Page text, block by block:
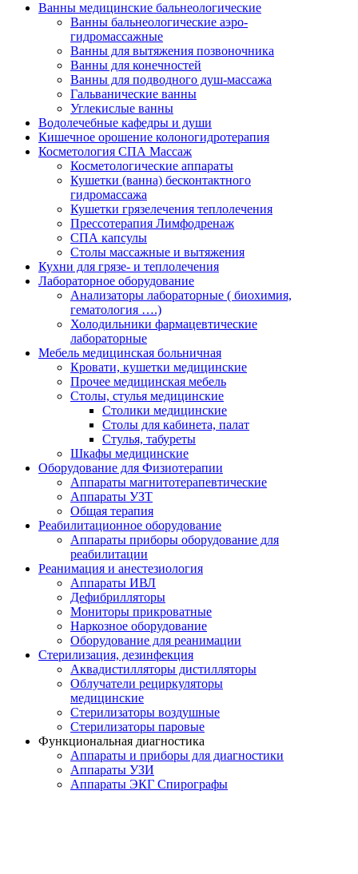
Ванны медицинские бальнеологические
Ванны бальнеологические аэро-
гидромассажные
Ванны для вытяжения позвоночника
Ванны для конечностей
Ванны для подводного душ-массажа
Гальванические ванны
Углекислые ванны
Водолечебные кафедры и души
Кишечное орошение колоногидротерапия
Косметология СПА Массаж
Косметологические аппараты
Кушетки (ванна) бесконтактного
гидромассажа
Кушетки грязелечения теплолечения
Прессотерапия Лимфодренаж
СПА капсулы
Столы массажные и вытяжения
Кухни для грязе- и теплолечения
Лабораторное оборудование
Анализаторы лабораторные ( биохимия,
гематология ….)
Холодильники фармацевтические
лабораторные
Мебель медицинская больничная
Кровати, кушетки медицинские
Прочее медицинская мебель
Столы, стулья медицинские
Столики медицинские
Столы для кабинета, палат
Стулья, табуреты
Шкафы медицинские
Оборудование для Физиотерапии
Аппараты магнитотерапевтические
Аппараты УЗТ
Общая терапия
Реабилитационное оборудование
Аппараты приборы оборудование для
реабилитации
Реанимация и анестезиология
Аппараты ИВЛ
Дефибрилляторы
Мониторы прикроватные
Наркозное оборудование
Оборудование для реанимации
Стерилизация, дезинфекция
Аквадистилляторы дистилляторы
Облучатели рециркуляторы
медицинские
Стерилизаторы воздушные
Стерилизаторы паровые
Функциональная диагностика
Аппараты и приборы для диагностики
Аппараты УЗИ
Аппараты ЭКГ Спирографы